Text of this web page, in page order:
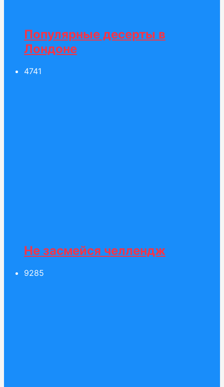
Популярные десерты в
Лондоне
4741
Не засмейся челлендж
9285